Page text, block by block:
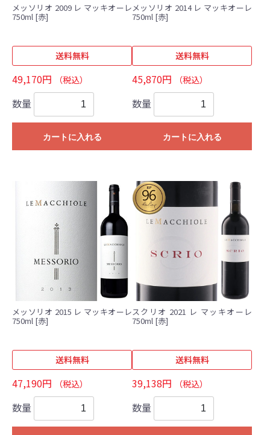
メッソリオ 2009 レ マッキオーレ
750ml [赤]
送料無料
49,170円 （税込）
数量
カートに入れる
メッソリオ 2014 レ マッキオーレ
750ml [赤]
送料無料
45,870円 （税込）
数量
カートに入れる
メッソリオ 2015 レ マッキオーレ
750ml [赤]
送料無料
47,190円 （税込）
数量
スクリオ 2021 レ マッキオーレ
750ml [赤]
送料無料
39,138円 （税込）
数量